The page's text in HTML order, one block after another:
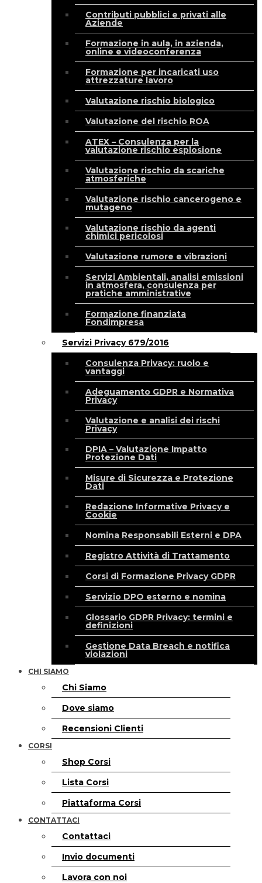
Contributi pubblici e privati alle
Aziende
Formazione in aula, in azienda,
online e videoconferenza
Formazione per incaricati uso
attrezzature lavoro
Valutazione rischio biologico
Valutazione del rischio ROA
ATEX – Consulenza per la
valutazione rischio esplosione
Valutazione rischio da scariche
atmosferiche
Valutazione rischio cancerogeno e
mutageno
Valutazione rischio da agenti
chimici pericolosi
Valutazione rumore e vibrazioni
Servizi Ambientali, analisi emissioni
in atmosfera, consulenza per
pratiche amministrative
Formazione finanziata
Fondimpresa
Servizi Privacy 679/2016
Consulenza Privacy: ruolo e
vantaggi
Adeguamento GDPR e Normativa
Privacy
Valutazione e analisi dei rischi
Privacy
DPIA – Valutazione Impatto
Protezione Dati
Misure di Sicurezza e Protezione
Dati
Redazione Informative Privacy e
Cookie
Nomina Responsabili Esterni e DPA
Registro Attività di Trattamento
Corsi di Formazione Privacy GDPR
Servizio DPO esterno e nomina
Glossario GDPR Privacy: termini e
definizioni
Gestione Data Breach e notifica
violazioni
CHI SIAMO
Chi Siamo
Dove siamo
Recensioni Clienti
CORSI
Shop Corsi
Lista Corsi
Piattaforma Corsi
CONTATTACI
Contattaci
Invio documenti
Lavora con noi